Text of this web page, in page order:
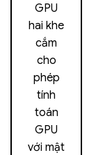
GPU
hai khe
cắm
cho
phép
tính
toán
GPU
với mật